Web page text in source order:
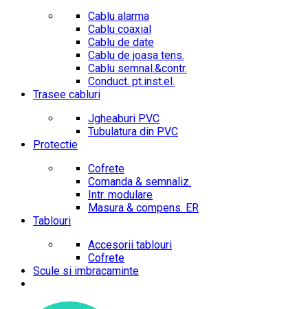
Cablu alarma
Cablu coaxial
Cablu de date
Cablu de joasa tens.
Cablu semnal.&contr.
Conduct. pt.inst.el.
Trasee cabluri
Jgheaburi PVC
Tubulatura din PVC
Protectie
Cofrete
Comanda & semnaliz.
Intr. modulare
Masura & compens. ER
Tablouri
Accesorii tablouri
Cofrete
Scule si imbracaminte